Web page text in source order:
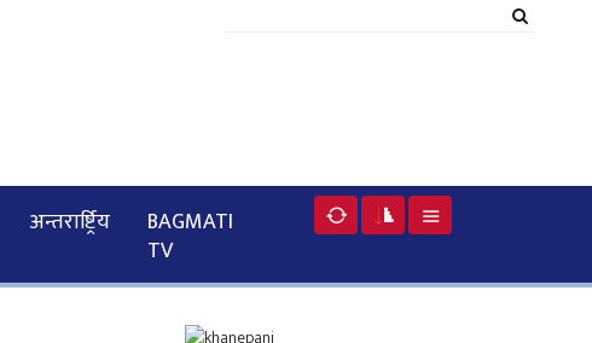
अन्तरार्ष्ट्रिय
BAGMATI
TV